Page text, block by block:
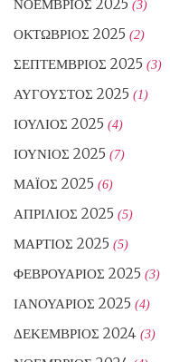
ΝΟΈΜΒΡΙΟΣ 2025 (3)
ΟΚΤΏΒΡΙΟΣ 2025 (2)
ΣΕΠΤΈΜΒΡΙΟΣ 2025 (3)
ΑΎΓΟΥΣΤΟΣ 2025 (1)
ΙΟΎΛΙΟΣ 2025 (4)
ΙΟΎΝΙΟΣ 2025 (7)
ΜΆΙΟΣ 2025 (6)
ΑΠΡΊΛΙΟΣ 2025 (5)
ΜΆΡΤΙΟΣ 2025 (5)
ΦΕΒΡΟΥΆΡΙΟΣ 2025 (3)
ΙΑΝΟΥΆΡΙΟΣ 2025 (4)
ΔΕΚΈΜΒΡΙΟΣ 2024 (3)